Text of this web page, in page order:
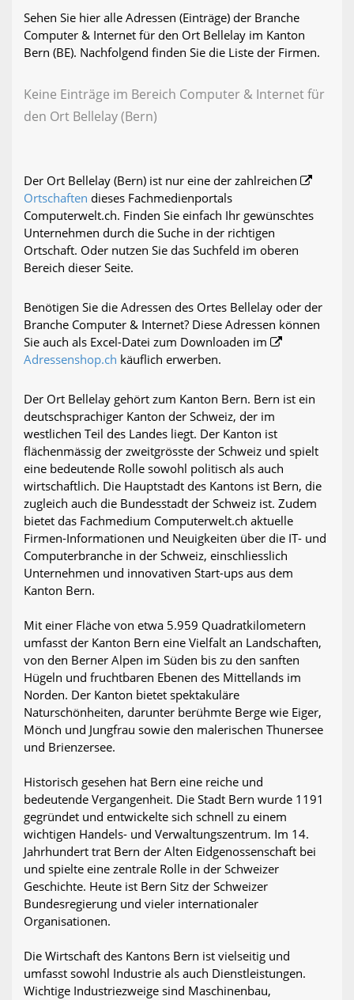
Sehen Sie hier alle Adressen (Einträge) der Branche
Computer & Internet für den Ort Bellelay im Kanton
Bern (BE). Nachfolgend finden Sie die Liste der Firmen.
Keine Einträge im Bereich Computer & Internet für
den Ort Bellelay (Bern)
Der Ort Bellelay (Bern) ist nur eine der zahlreichen
Ortschaften dieses Fachmedienportals
Computerwelt.ch. Finden Sie einfach Ihr gewünschtes
Unternehmen durch die Suche in der richtigen
Ortschaft. Oder nutzen Sie das Suchfeld im oberen
Bereich dieser Seite.
Benötigen Sie die Adressen des Ortes Bellelay oder der
Branche Computer & Internet? Diese Adressen können
Sie auch als Excel-Datei zum Downloaden im
Adressenshop.ch käuflich erwerben.
Der Ort Bellelay gehört zum Kanton Bern. Bern ist ein
deutschsprachiger Kanton der Schweiz, der im
westlichen Teil des Landes liegt. Der Kanton ist
flächenmässig der zweitgrösste der Schweiz und spielt
eine bedeutende Rolle sowohl politisch als auch
wirtschaftlich. Die Hauptstadt des Kantons ist Bern, die
zugleich auch die Bundesstadt der Schweiz ist. Zudem
bietet das Fachmedium Computerwelt.ch aktuelle
Firmen-Informationen und Neuigkeiten über die IT- und
Computerbranche in der Schweiz, einschliesslich
Unternehmen und innovativen Start-ups aus dem
Kanton Bern.
Mit einer Fläche von etwa 5.959 Quadratkilometern
umfasst der Kanton Bern eine Vielfalt an Landschaften,
von den Berner Alpen im Süden bis zu den sanften
Hügeln und fruchtbaren Ebenen des Mittellands im
Norden. Der Kanton bietet spektakuläre
Naturschönheiten, darunter berühmte Berge wie Eiger,
Mönch und Jungfrau sowie den malerischen Thunersee
und Brienzersee.
Historisch gesehen hat Bern eine reiche und
bedeutende Vergangenheit. Die Stadt Bern wurde 1191
gegründet und entwickelte sich schnell zu einem
wichtigen Handels- und Verwaltungszentrum. Im 14.
Jahrhundert trat Bern der Alten Eidgenossenschaft bei
und spielte eine zentrale Rolle in der Schweizer
Geschichte. Heute ist Bern Sitz der Schweizer
Bundesregierung und vieler internationaler
Organisationen.
Die Wirtschaft des Kantons Bern ist vielseitig und
umfasst sowohl Industrie als auch Dienstleistungen.
Wichtige Industriezweige sind Maschinenbau,